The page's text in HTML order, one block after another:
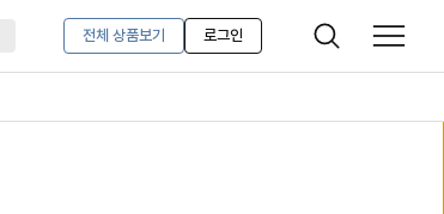
전체 상품보기 로그인
검
메